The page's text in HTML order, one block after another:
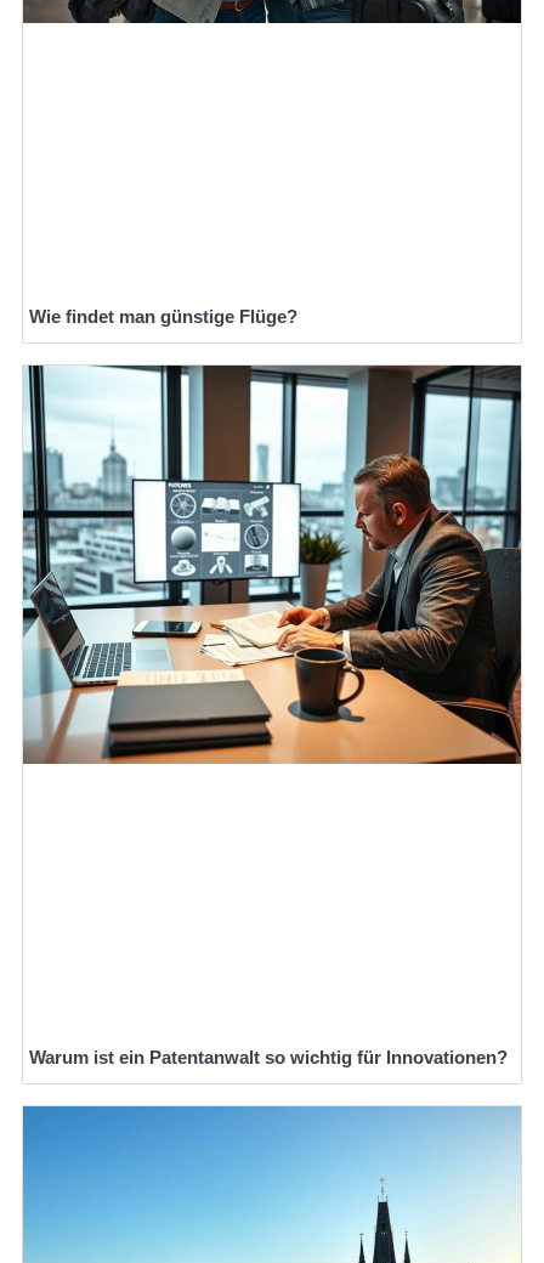
Wie findet man günstige Flüge?
Warum ist ein Patentanwalt so wichtig für Innovationen?